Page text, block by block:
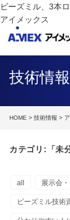
ビーズミル、3本
アイメックス
技術情
HOME > 技術情報 >
カテゴリ:「未
all 展示会
ビーズミル技術